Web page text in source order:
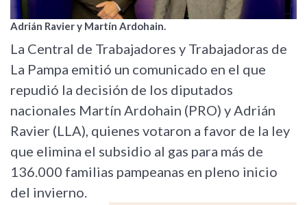
Adrián Ravier y Martín Ardohain.
La Central de Trabajadores y Trabajadoras de
La Pampa emitió un comunicado en el que
repudió la decisión de los diputados
nacionales Martín Ardohain (PRO) y Adrián
Ravier (LLA), quienes votaron a favor de la ley
que elimina el subsidio al gas para más de
136.000 familias pampeanas en pleno inicio
del invierno.